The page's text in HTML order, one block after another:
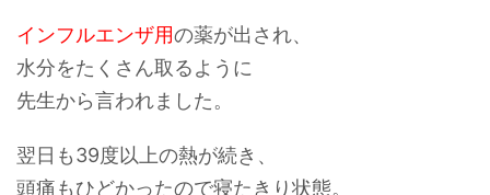
インフルエンザ用の薬が出され、
水分をたくさん取るように
先生から言われました。
翌日も39度以上の熱が続き、
頭痛もひどかったので寝たきり状態。